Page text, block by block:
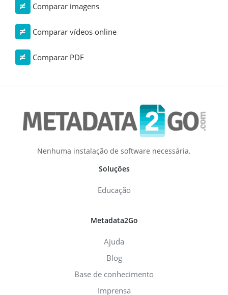
Comparar imagens
Comparar vídeos online
Comparar PDF
Nenhuma instalação de software necessária.
Soluções
Educação
Metadata2Go
Ajuda
Blog
Base de conhecimento
Imprensa